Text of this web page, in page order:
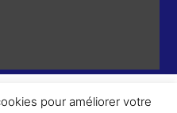
pour améliorer votre